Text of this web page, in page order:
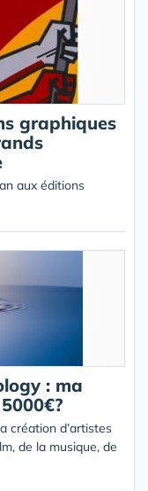
graphiques
aux éditions
: ma
création d’artistes
de la musique, de